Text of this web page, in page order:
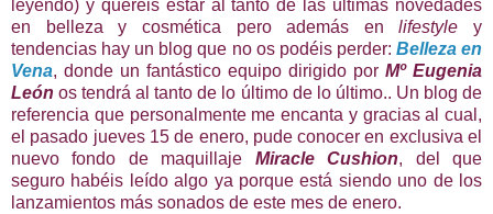
leyendo) y queréis estar al tanto de las últimas novedades
en belleza y cosmética pero además enlifestyle y
tendencias hay un blog que no os podéis perder: Belleza en
Vena, donde un fantástico equipo dirigido por Mº Eugenia
León os tendrá al tanto de lo último de lo último.. Un blog de
referencia que personalmente me encanta y gracias al cual,
el pasado jueves 15 de enero, pude conocer en exclusiva el
nuevo fondo de maquillaje Miracle Cushion, del que
seguro habéis leído algo ya porque está siendo uno de los
lanzamientos más sonados de este mes de enero.